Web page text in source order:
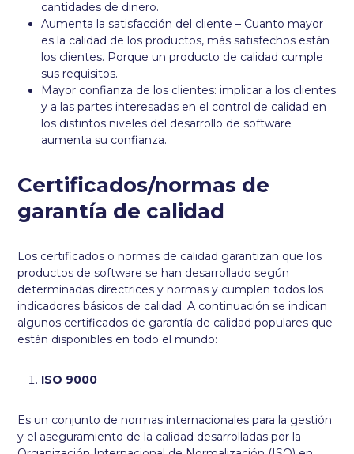
cantidades de dinero.
Aumenta la satisfacción del cliente – Cuanto mayor
es la calidad de los productos, más satisfechos están
los clientes. Porque un producto de calidad cumple
sus requisitos.
Mayor confianza de los clientes: implicar a los clientes
y a las partes interesadas en el control de calidad en
los distintos niveles del desarrollo de software
aumenta su confianza.
Certificados/normas de
garantía de calidad
Los certificados o normas de calidad garantizan que los
productos de software se han desarrollado según
determinadas directrices y normas y cumplen todos los
indicadores básicos de calidad. A continuación se indican
algunos certificados de garantía de calidad populares que
están disponibles en todo el mundo:
ISO 9000
Es un conjunto de normas internacionales para la gestión
y el aseguramiento de la calidad desarrolladas por la